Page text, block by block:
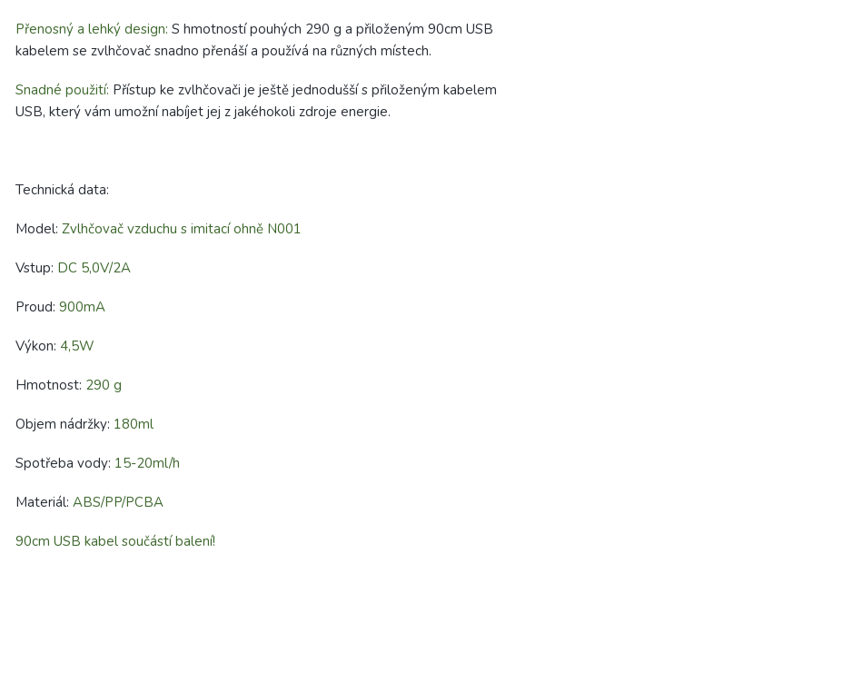
Přenosný a lehký design: S hmotností pouhých 290 g a přiloženým 90cm USB
kabelem se zvlhčovač snadno přenáší a používá na různých místech.
Snadné použití: Přístup ke zvlhčovači je ještě jednodušší s přiloženým kabelem
USB, který vám umožní nabíjet jej z jakéhokoli zdroje energie.
Technická data:
Model: Zvlhčovač vzduchu s imitací ohně N001
Vstup: DC 5,0V/2A
Proud: 900mA
Výkon: 4,5W
Hmotnost: 290 g
Objem nádržky: 180ml
Spotřeba vody: 15-20ml/h
Materiál: ABS/PP/PCBA
90cm USB kabel součástí balení!